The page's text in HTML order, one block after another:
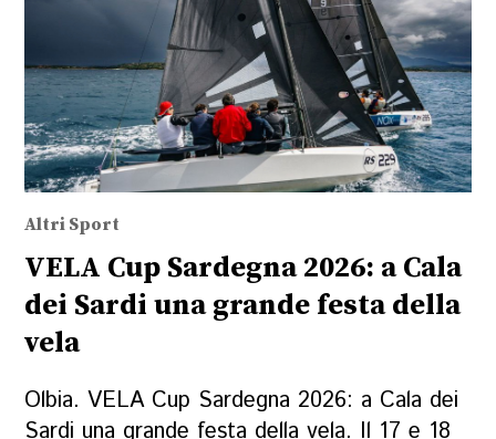
Altri Sport
VELA Cup Sardegna 2026: a Cala
dei Sardi una grande festa della
vela
Olbia. VELA Cup Sardegna 2026: a Cala dei
Sardi una grande festa della vela. Il 17 e 18